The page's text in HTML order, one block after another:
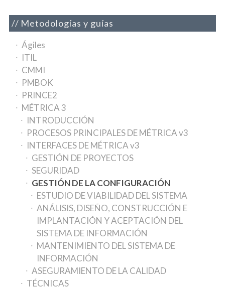
Metodologías y guías
Ágiles
ITIL
CMMI
PMBOK
PRINCE2
MÉTRICA 3
INTRODUCCIÓN
PROCESOS PRINCIPALES DE MÉTRICA v3
INTERFACES DE MÉTRICA v3
GESTIÓN DE PROYECTOS
SEGURIDAD
GESTIÓN DE LA CONFIGURACIÓN
ESTUDIO DE VIABILIDAD DEL SISTEMA
ANÁLISIS, DISEÑO, CONSTRUCCIÓN E
IMPLANTACIÓN Y ACEPTACIÓN DEL
SISTEMA DE INFORMACIÓN
MANTENIMIENTO DEL SISTEMA DE
INFORMACIÓN
ASEGURAMIENTO DE LA CALIDAD
TÉCNICAS